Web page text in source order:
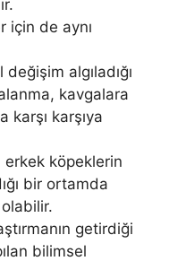
için de aynı
algıladığı
kavgalara
karşı karşıya
erkek köpeklerin
bir ortamda
getirdiği
bilimsel